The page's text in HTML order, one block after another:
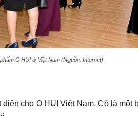
O HUI ở Việt Nam (Nguồn: Internet)
cho O HUI Việt Nam. Cô là một